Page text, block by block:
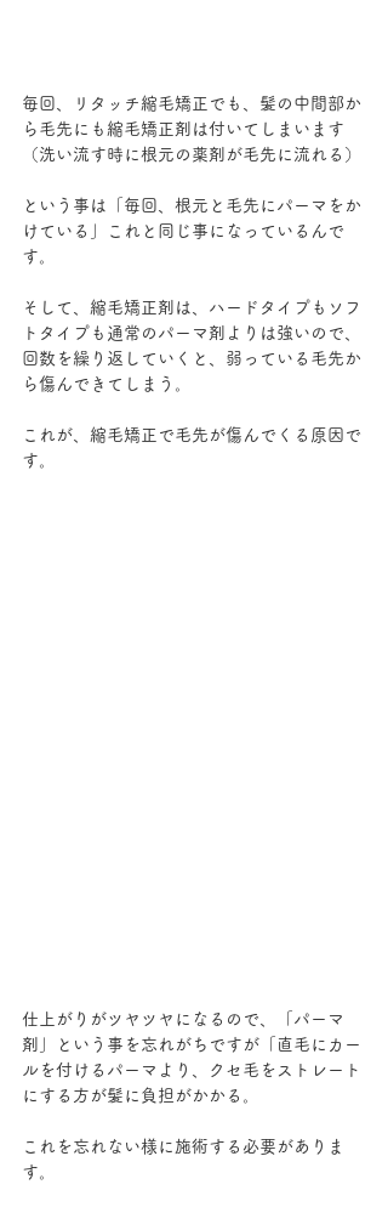
毎回、リタッチ縮毛矯正でも、髪の中間部か
ら毛先にも縮毛矯正剤は付いてしまいます
（洗い流す時に根元の薬剤が毛先に流れる）
という事は「毎回、根元と毛先にパーマをか
けている」これと同じ事になっているんで
す。
そして、縮毛矯正剤は、ハードタイプもソフ
トタイプも通常のパーマ剤よりは強いので、
回数を繰り返していくと、弱っている毛先か
ら傷んできてしまう。
これが、縮毛矯正で毛先が傷んでくる原因で
す。
仕上がりがツヤツヤになるので、「パーマ
剤」という事を忘れがちですが「直毛にカー
ルを付けるパーマより、クセ毛をストレート
にする方が髪に負担がかかる。
これを忘れない様に施術する必要がありま
す。